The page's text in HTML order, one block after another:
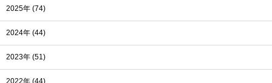
2025年 (74)
2024年 (44)
2023年 (51)